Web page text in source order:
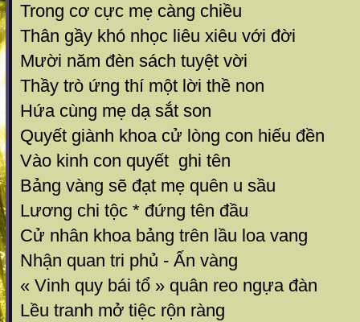
Trong cơ cực mẹ càng chiều
Thân gầy khó nhọc liêu xiêu với đời
Mười năm đèn sách tuyệt vời
Thầy trò ứng thí một lời thề non
Hứa cùng mẹ dạ sắt son
Quyết giành khoa cử lòng con hiếu đền
Vào kinh con quyết ghi tên
Bảng vàng sẽ đạt mẹ quên u sầu
Lương chi tộc * đứng tên đầu
Cử nhân khoa bảng trên lầu loa vang
Nhận quan tri phủ - Ấn vàng
« Vinh quy bái tổ » quân reo ngựa đàn
Lều tranh mở tiệc rộn ràng